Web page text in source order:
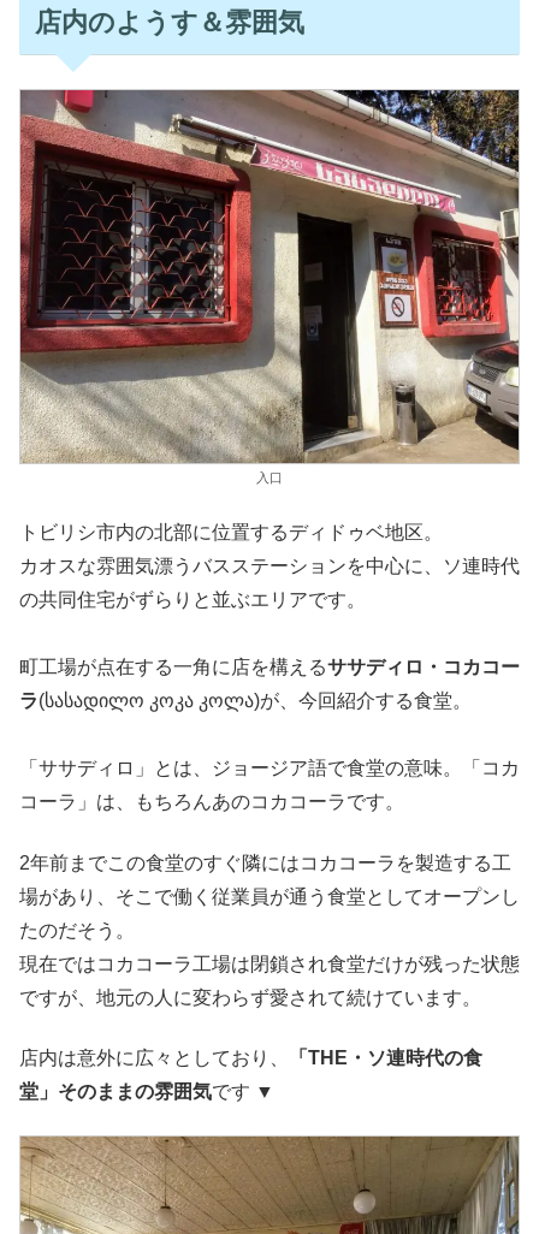
店内のようす＆雰囲気
入口
トビリシ市内の北部に位置するディドゥベ地区。
カオスな雰囲気漂うバスステーションを中心に、ソ連時代
の共同住宅がずらりと並ぶエリアです。
町工場が点在する一角に店を構えるササディロ・コカコー
ラ(სასადილო კოკა კოლა)が、今回紹介する食堂。
「ササディロ」とは、ジョージア語で食堂の意味。「コカ
コーラ」は、もちろんあのコカコーラです。
2年前までこの食堂のすぐ隣にはコカコーラを製造する工
場があり、そこで働く従業員が通う食堂としてオープンし
たのだそう。
現在ではコカコーラ工場は閉鎖され食堂だけが残った状態
ですが、地元の人に変わらず愛されて続けています。
店内は意外に広々としており、
「THE・ソ連時代の食
堂」そのままの雰囲気です ▼